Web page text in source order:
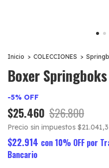
Inicio > COLECCIONES >
Boxer Springboks
-5% OFF
$25.460 $26.800
Precio sin impuestos
$22.914 con 10% OFF por
Bancario